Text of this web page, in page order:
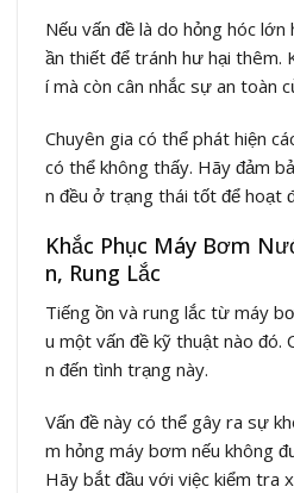
Nếu vấn đề là do hỏng hóc
ần thiết để tránh hư hại thêm.
í mà còn cân nhắc sự an toàn
Chuyên gia có thể phát hiện
có thể không thấy. Hãy đảm
n đều ở trạng thái tốt để hoạt
Khắc Phục Máy Bơm
n, Rung Lắc
Tiếng ồn và rung lắc từ máy
u một vấn đề kỹ thuật nào đó.
n đến tình trạng này.
Vấn đề này có thể gây ra sự
m hỏng máy bơm nếu không
Hãy bắt đầu với việc kiểm tra